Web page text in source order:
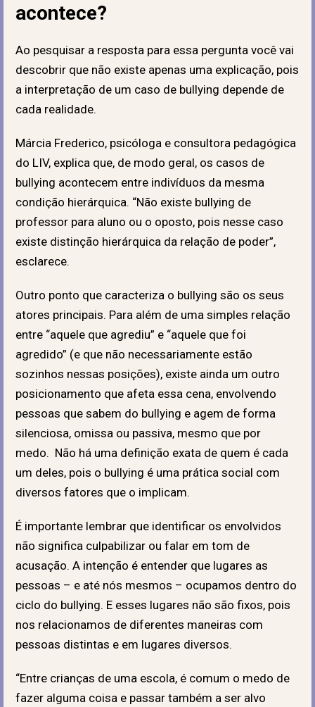
acontece?
Ao pesquisar a resposta para essa pergunta você vai
descobrir que não existe apenas uma explicação, pois
a interpretação de um caso de bullying depende de
cada realidade.
Márcia Frederico, psicóloga e consultora pedagógica
do LIV, explica que, de modo geral, os casos de
bullying acontecem entre indivíduos da mesma
condição hierárquica. “Não existe bullying de
professor para aluno ou o oposto, pois nesse caso
existe distinção hierárquica da relação de poder”,
esclarece.
Outro ponto que caracteriza o bullying são os seus
atores principais. Para além de uma simples relação
entre “aquele que agrediu” e “aquele que foi
agredido” (e que não necessariamente estão
sozinhos nessas posições), existe ainda um outro
posicionamento que afeta essa cena, envolvendo
pessoas que sabem do bullying e agem de forma
silenciosa, omissa ou passiva, mesmo que por
medo. Não há uma definição exata de quem é cada
um deles, pois o bullying é uma prática social com
diversos fatores que o implicam.
É importante lembrar que identificar os envolvidos
não significa culpabilizar ou falar em tom de
acusação. A intenção é entender que lugares as
pessoas – e até nós mesmos – ocupamos dentro do
ciclo do bullying. E esses lugares não são fixos, pois
nos relacionamos de diferentes maneiras com
pessoas distintas e em lugares diversos.
“Entre crianças de uma escola, é comum o medo de
fazer alguma coisa e passar também a ser alvo